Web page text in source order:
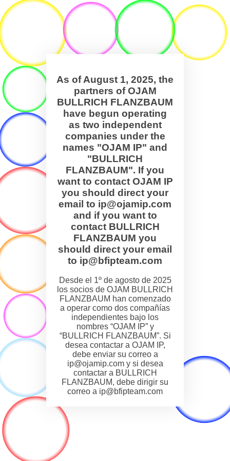
As of August 1, 2025, the
partners of OJAM
BULLRICH FLANZBAUM
have begun operating
as two independent
companies under the
names "OJAM IP" and
"BULLRICH
FLANZBAUM". If you
want to contact OJAM IP
you should direct your
email to ip@ojamip.com
and if you want to
contact BULLRICH
FLANZBAUM you
should direct your email
to ip@bfipteam.com
Desde el 1º de agosto de 2025
los socios de OJAM BULLRICH
FLANZBAUM han comenzado
a operar como dos compañías
independientes bajo los
nombres “OJAM IP” y
“BULLRICH FLANZBAUM”. Si
desea contactar a OJAM IP,
debe enviar su correo a
ip@ojamip.com y si desea
contactar a BULLRICH
FLANZBAUM, debe dirigir su
correo a ip@bfipteam.com